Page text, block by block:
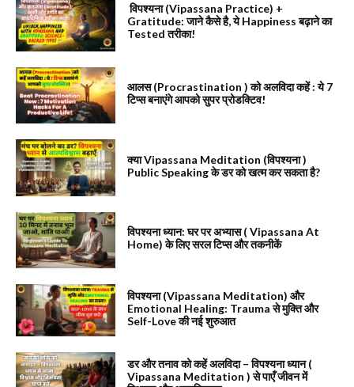
विपश्यना (Vipassana Practice) +
Gratitude: जाने कैसे है, ये Happiness बढ़ाने का
Tested तरीका!
आलस (Procrastination ) को अलविदा कहें : ये 7
टिप्स बनाएंगे आपको सुपर प्रोडक्टिव!
क्या Vipassana Meditation (विपश्यना )
Public Speaking के डर को खत्म कर सकता है?
विपश्यना ध्यान: घर पर अभ्यास ( Vipassana At
Home) के लिए सरल टिप्स और तकनीकें
विपश्यना (Vipassana Meditation) और
Emotional Healing: Trauma से मुक्ति और
Self-Love की नई शुरुआत
डर और तनाव को कहें अलविदा – विपश्यना ध्यान (
Vipassana Meditation ) से पाएँ जीवन में